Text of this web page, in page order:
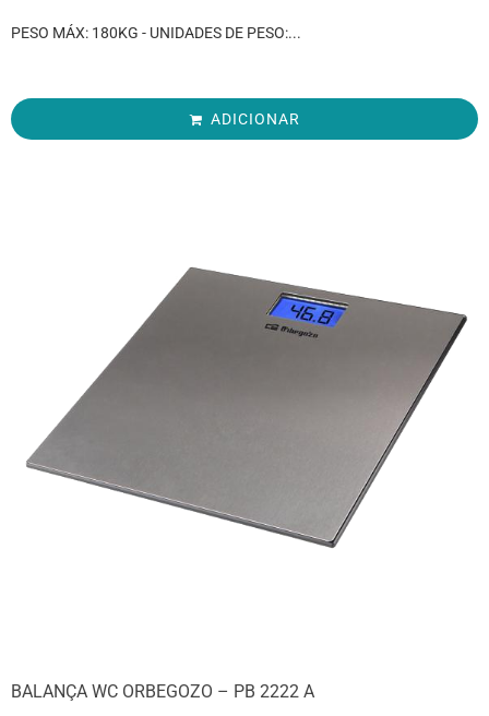
PESO MÁX: 180KG - UNIDADES DE PESO:...
ADICIONAR
BALANÇA WC ORBEGOZO – PB 2222 A